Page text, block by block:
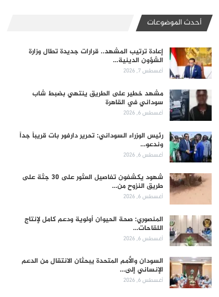
أحدث الموضوعات
إعادة ترتيب المشهد.. قرارات جديدة تطال وزارة
الشؤون الدينية…
أغسطس 7, 2026
مشهد خطير على الطريق ينتهي بضبط شاب
سوداني في القاهرة
أغسطس 6, 2026
رئيس الوزراء السوداني: تحرير دارفور بات قريباً جداً
وندعو…
أغسطس 6, 2026
شهود يكشفون تفاصيل العثور على 30 جثة على
طريق النزوح من…
أغسطس 6, 2026
المنصوري: صحة الحيوان أولوية ودعم كامل لإنتاج
اللقاحات…
أغسطس 6, 2026
السودان والأمم المتحدة يبحثان الانتقال من الدعم
الإنساني إلى…
أغسطس 6, 2026